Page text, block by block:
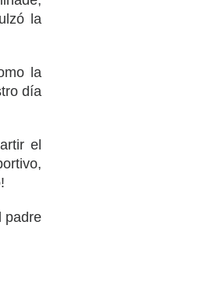
la
la
día
el
padre